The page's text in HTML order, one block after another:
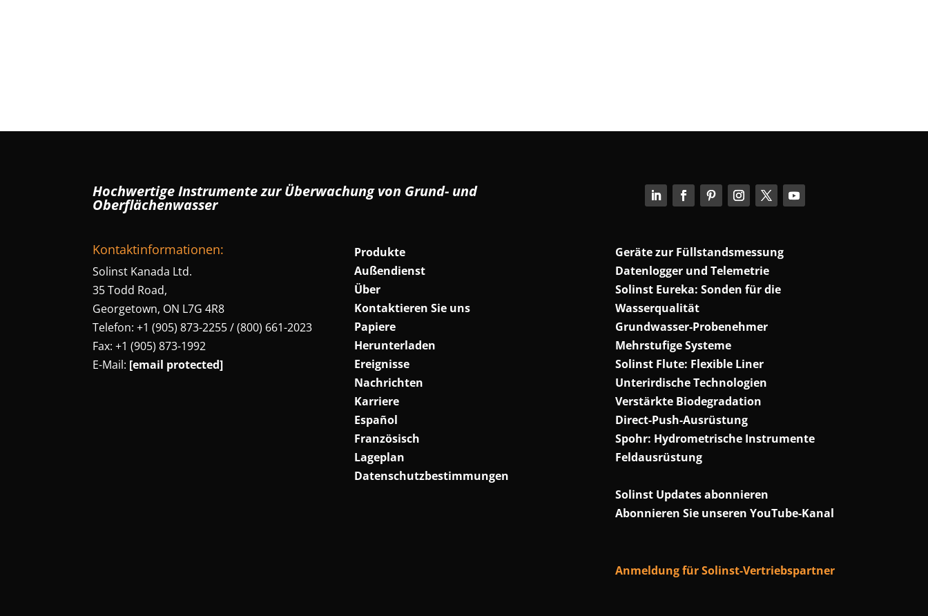
Hochwertige Instrumente zur Überwachung von Grund- und
Oberflächenwasser
Kontaktinformationen:
Solinst Kanada Ltd.
35 Todd Road,
Georgetown, ON L7G 4R8
Telefon: +1 (905) 873-2255 / (800) 661-2023
Fax: +1 (905) 873-1992
E-Mail: [email protected]
Produkte
Außendienst
Über
Kontaktieren Sie uns
Papiere
Herunterladen
Ereignisse
Nachrichten
Karriere
Español
Französisch
Lageplan
Datenschutzbestimmungen
Geräte zur Füllstandsmessung
Datenlogger und Telemetrie
Solinst Eureka: Sonden für die
Wasserqualität
Grundwasser-Probenehmer
Mehrstufige Systeme
Solinst Flute: Flexible Liner
Unterirdische Technologien
Verstärkte Biodegradation
Direct-Push-Ausrüstung
Spohr: Hydrometrische Instrumente
Feldausrüstung
Solinst Updates abonnieren
Abonnieren Sie unseren YouTube-Kanal
Anmeldung für Solinst-Vertriebspartner